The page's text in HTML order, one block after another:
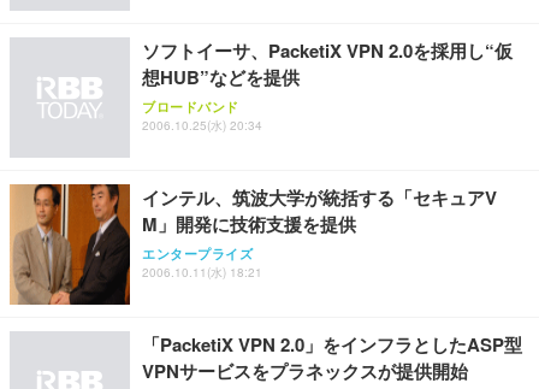
ソフトイーサ、PacketiX VPN 2.0を採用し“仮
想HUB”などを提供
ブロードバンド
2006.10.25(水) 20:34
インテル、筑波大学が統括する「セキュアV
M」開発に技術支援を提供
エンタープライズ
2006.10.11(水) 18:21
「PacketiX VPN 2.0」をインフラとしたASP型
VPNサービスをプラネックスが提供開始